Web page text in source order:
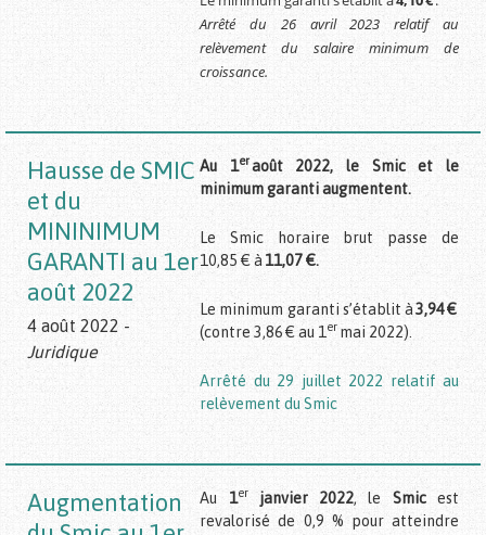
Arrêté du 26 avril 2023 relatif au
relèvement du salaire minimum de
croissance.
Hausse de SMIC
et du
MININIMUM
GARANTI au 1er
août 2022
4 août 2022 -
Juridique
Au 1eraoût 2022, le Smic et le
minimum garanti augmentent.
Le Smic horaire brut passe de
10,85 € à11,07 €.
Le minimum garanti s’établit à3,94 €
(contre 3,86 € au 1er mai 2022).
Arrêté du 29 juillet 2022 relatif au
relèvement du Smic
Augmentation
Au 1er janvier 2022, le Smicest
revalorisé de 0,9 % pour atteindre